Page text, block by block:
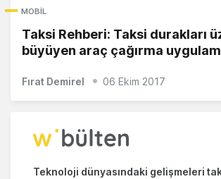
MOBIL
Taksi Rehberi: Taksi durakları
büyüyen araç çağırma
Fırat Demirel 06 Ekim 2017
Teknoloji dünyasındaki gelişmeleri